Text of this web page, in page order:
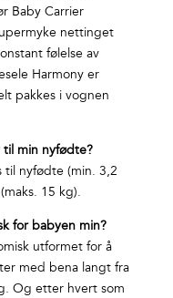
Baby Carrier
nettinget
følelse av
Harmony er
pakkes i vognen
min nyfødte?
til nyfødte (min. 3,2
15 kg).
for babyen min?
utformet for å
med bena langt fra
Og etter hvert som